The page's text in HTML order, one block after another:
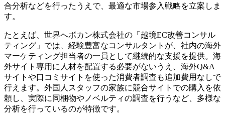
合分析などを行ったうえで、最適な市場参入戦略を立案しま
す。
たとえば、世界へボカン株式会社の「越境EC改善コンサル
ティング」では、経験豊富なコンサルタントが、社内の海外
マーケティング担当者の一員として継続的な支援を提供。海
外サイト専用に人材を配置する必要がないうえ、海外Q&A
サイトや口コミサイトを使った消費者調査も追加費用なしで
行えます。外国人スタッフの家族に競合サイトでの購入を依
頼し、実際に同梱物やノベルティの調査を行うなど、多様な
分析を行っているのが特徴です。